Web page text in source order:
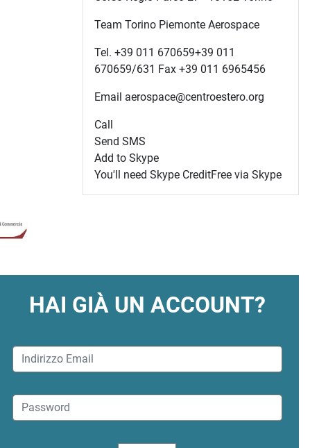
Team Torino Piemonte Aerospace
Tel. +39 011 670659+39 011
670659/631 Fax +39 011 6965456
Email aerospace@centroestero.org
Call
Send SMS
Add to Skype
You'll need Skype CreditFree via Skype
HAI GIÀ UN ACCOUNT?